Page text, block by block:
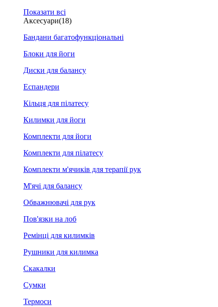
Показати всі
Аксесуари(18)
Бандани багатофункціональні
Блоки для йоги
Диски для балансу
Еспандери
Кільця для пілатесу
Килимки для йоги
Комплекти для йоги
Комплекти для пілатесу
Комплекти м'ячиків для терапії рук
М'ячі для балансу
Обважнювачі для рук
Пов'язки на лоб
Ремінці для килимків
Рушники для килимка
Скакалки
Сумки
Термоси